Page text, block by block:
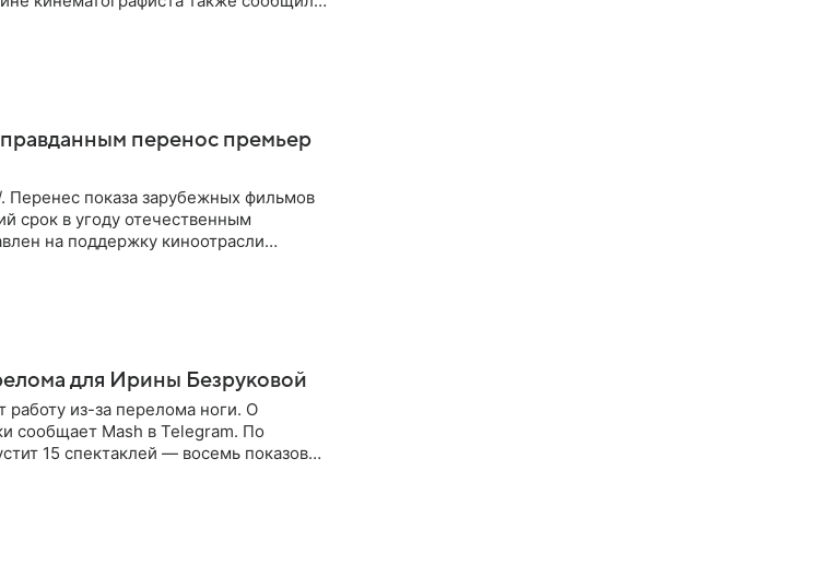
перенос премьер
показа зарубежных фильмов
срок в угоду отечественным
на поддержку киноотрасли
для Ирины Безруковой
работу из-за перелома ноги. О
сообщает Mash в Telegram. По
15 спектаклей — восемь показов